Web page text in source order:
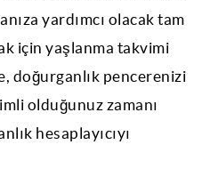
yardımcı olacak tam
için yaşlanma takvimi
doğurganlık pencerenizi
olduğunuz zamanı
hesaplayıcıyı